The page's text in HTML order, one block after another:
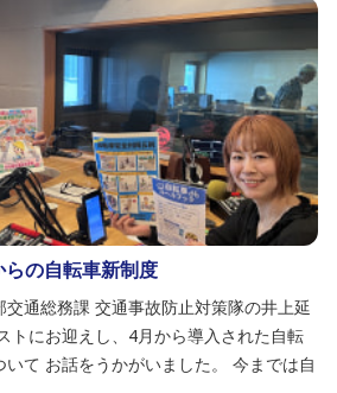
の自転車新制度
通総務課 交通事故防止対策隊の井上延
トにお迎えし、4月から導入された自転
て お話をうかがいました。 今までは自